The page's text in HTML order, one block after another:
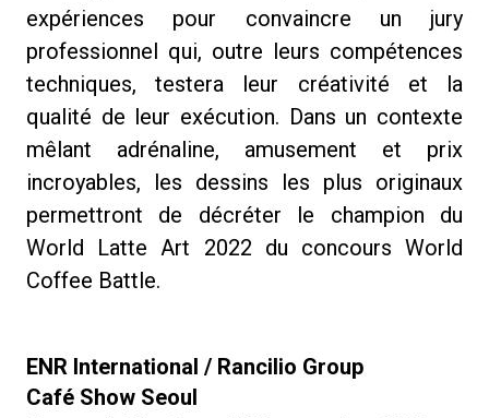
expériences pour convaincre un jury
professionnel qui, outre leurs compétences
techniques, testera leur créativité et la
qualité de leur exécution. Dans un contexte
mêlant adrénaline, amusement et prix
incroyables, les dessins les plus originaux
permettront de décréter le champion du
World Latte Art 2022 du concours World
Coffee Battle.
ENR International / Rancilio Group
Café Show Seoul